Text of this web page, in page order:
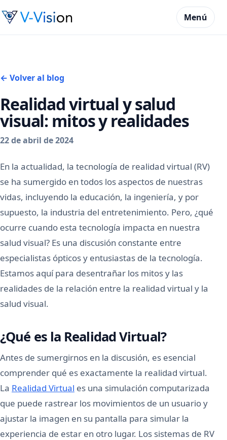
Menú
← Volver al blog
Realidad virtual y salud
visual: mitos y realidades
22 de abril de 2024
En la actualidad, la tecnología de realidad virtual (RV)
se ha sumergido en todos los aspectos de nuestras
vidas, incluyendo la educación, la ingeniería, y por
supuesto, la industria del entretenimiento. Pero, ¿qué
ocurre cuando esta tecnología impacta en nuestra
salud visual? Es una discusión constante entre
especialistas ópticos y entusiastas de la tecnología.
Estamos aquí para desentrañar los mitos y las
realidades de la relación entre la realidad virtual y la
salud visual.
¿Qué es la Realidad Virtual?
Antes de sumergirnos en la discusión, es esencial
comprender qué es exactamente la realidad virtual.
La Realidad Virtual es una simulación computarizada
que puede rastrear los movimientos de un usuario y
ajustar la imagen en su pantalla para simular la
experiencia de estar en otro lugar. Los sistemas de RV